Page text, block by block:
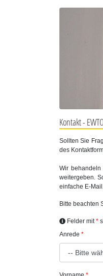
Kontakt -
Sollten Sie
des
Wir
weitergeben.
einfache E-
Bitte beachten
Felder mit
Anrede